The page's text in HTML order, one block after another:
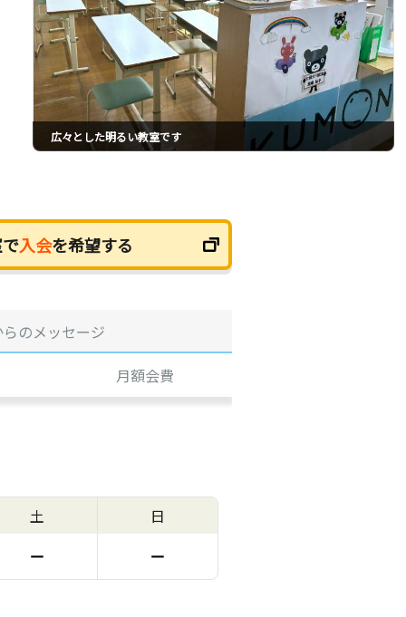
広々とした明るい教室です
入会を希望する
のメッセージ
月額会費
土
ー
日
ー